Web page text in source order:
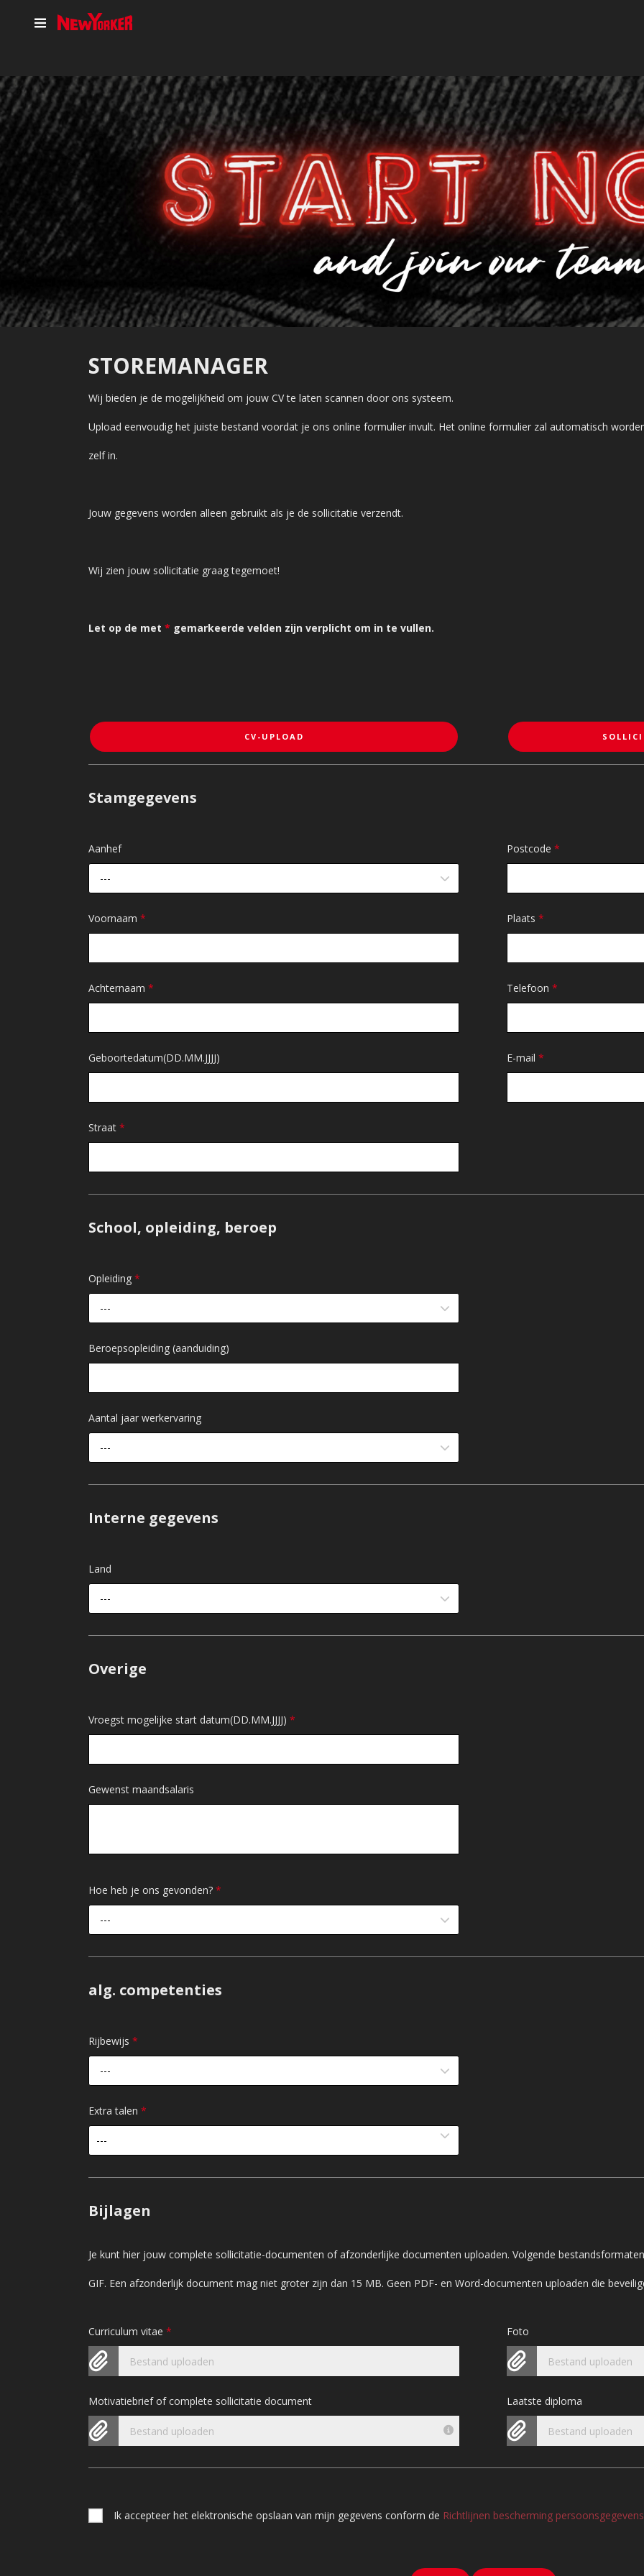
STOREMANAGER
Wij bieden je de mogelijkheid om jouw CV te laten scannen door ons systeem.
Upload eenvoudig het juiste bestand voordat je ons online formulier invult. Het online formulier zal automatisch
zelf in.
Jouw gegevens worden alleen gebruikt als je de sollicitatie verzendt.
Wij zien jouw sollicitatie graag tegemoet!
Let op de met * gemarkeerde velden zijn verplicht om in te vullen.
CV-UPLOAD
Stamgegevens
Aanhef
---
Postcode *
Voornaam * Plaats *
Achternaam * Telefoon *
Geboortedatum(DD.MM.JJJJ) E-mail *
Straat *
School, opleiding, beroep
Opleiding *
---
Beroepsopleiding (aanduiding)
Aantal jaar werkervaring
---
Interne gegevens
Land
---
Overige
Vroegst mogelijke start datum(DD.MM.JJJJ) *
Gewenst maandsalaris
Hoe heb je ons gevonden? *
---
alg. competenties
Rijbewijs *
---
Extra talen *
---
Bijlagen
Je kunt hier jouw complete sollicitatie-documenten of afzonderlijke documenten uploaden. Volgende
GIF. Een afzonderlijk document mag niet groter zijn dan 15 MB. Geen PDF- en Word-documenten uploaden die
Curriculum vitae *
Bestand uploaden
Foto
Bestand uploaden
Motivatiebrief of complete sollicitatie document
Bestand uploaden
Laatste diploma
Bestand uploaden
Ik accepteer het elektronische opslaan van mijn gegevens conform de Richtlijnen bescherming persoonsgegevens